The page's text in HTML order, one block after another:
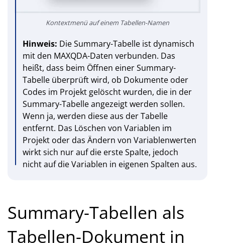
Kontextmenü auf einem Tabellen-Namen
Hinweis: Die Summary-Tabelle ist dynamisch
mit den MAX­QDA-Daten verbunden. Das
heißt, dass beim Öffnen einer Summary-
Tabelle überprüft wird, ob Dokumente oder
Codes im Projekt gelöscht wurden, die in der
Summary-Tabelle angezeigt werden sollen.
Wenn ja, werden diese aus der Tabelle
entfernt. Das Löschen von Variablen im
Projekt oder das Ändern von Variablenwerten
wirkt sich nur auf die erste Spalte, jedoch
nicht auf die Variablen in eigenen Spalten aus.
Summary-Tabellen als
Tabellen-Dokument in